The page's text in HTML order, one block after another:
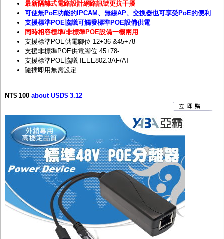
最新隔離式電路設計網路訊號更抗干擾
可使無PoE功能的IPCAM、無線AP、交換器也可享受PoE的便利
支援標準POE協議可觸發標準POE設備供電
同時相容標準/非標準POE設備一機兩用
支援標準POE供電腳位 12+36-&45+78-
支援非標準POE供電腳位 45+78-
支援標準POE協議 IEEE802.3AF/AT
隨插即用無需設定
NT$ 100 about USD$ 3.12